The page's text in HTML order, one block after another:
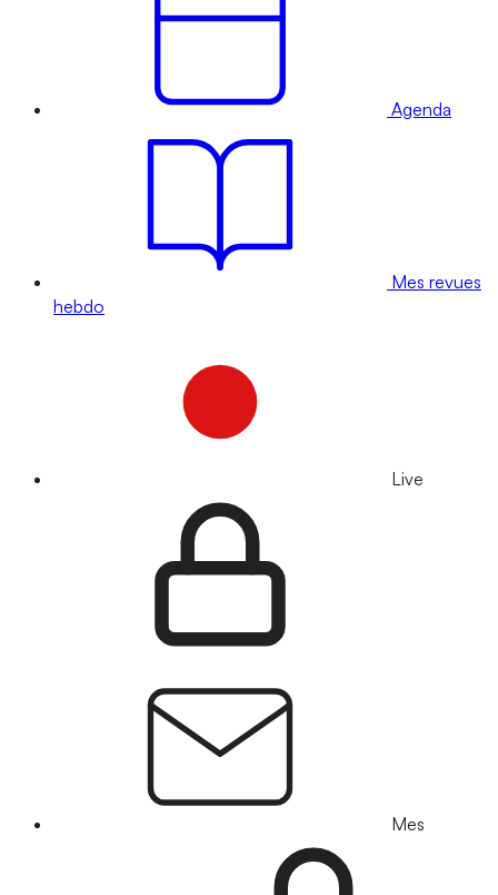
Agenda
Mes revues
hebdo
Live
Mes